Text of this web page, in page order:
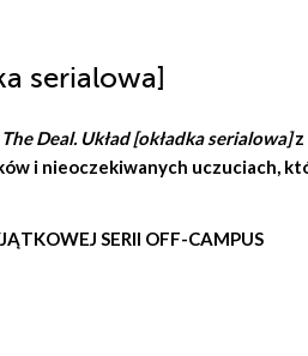
serialowa]
The Deal. Układ [okładka serialowa]z
i nieoczekiwanych uczuciach,
SERII OFF-CAMPUS